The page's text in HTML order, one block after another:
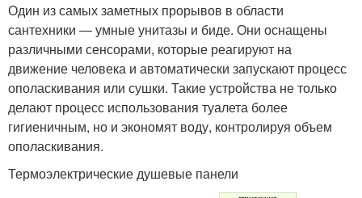
Один из самых заметных прорывов в области
сантехники — умные унитазы и биде. Они оснащены
различными сенсорами, которые реагируют на
движение человека и автоматически запускают процесс
ополаскивания или сушки. Такие устройства не только
делают процесс использования туалета более
гигиеничным, но и экономят воду, контролируя объем
ополаскивания.
Термоэлектрические душевые панели